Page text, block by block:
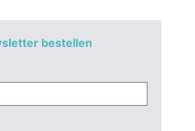
bestellen